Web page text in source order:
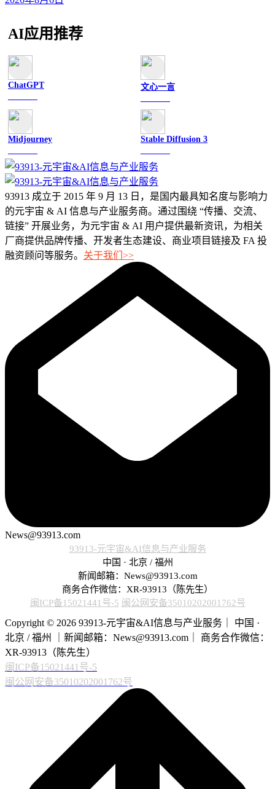
AI应用推荐
ChatGPT 文心一言
Midjourney Stable Diffusion 3
93913 成立于 2015 年 9 月 13 日，是国内最具知名度与影响力
的元宇宙 & AI 信息与产业服务商。通过围绕 “传播、交流、
链接” 开展业务，为元宇宙 & AI 用户提供最新资讯，为相关
厂商提供品牌传播、开发者生态建设、商业项目链接及 FA 投
融资顾问等服务。 关于我们>>
News@93913.com
93913-元宇宙&AI信息与产业服务
中国 · 北京 / 福州
新闻邮箱：News@93913.com
商务合作微信：XR-93913（陈先生）
闽ICP备15021441号-5 闽公网安备35010202001762号
Copyright © 2026 93913-元宇宙&AI信息与产业服务｜ 中国 ·
北京 / 福州 ｜新闻邮箱：News@93913.com｜ 商务合作微信：
XR-93913（陈先生）
闽ICP备15021441号-5
闽公网安备35010202001762号